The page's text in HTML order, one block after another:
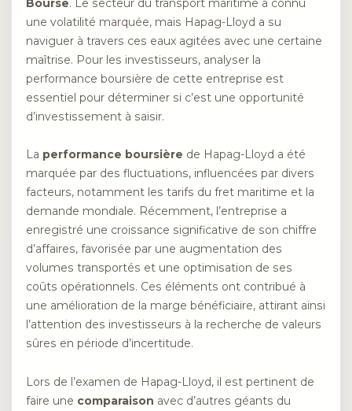
Bourse. Le secteur du transport maritime a connu
une volatilité marquée, mais Hapag-Lloyd a su
naviguer à travers ces eaux agitées avec une certaine
maîtrise. Pour les investisseurs, analyser la
performance boursière de cette entreprise est
essentiel pour déterminer si c’est une opportunité
d’investissement à saisir.
La performance boursière de Hapag-Lloyd a été
marquée par des fluctuations, influencées par divers
facteurs, notamment les tarifs du fret maritime et la
demande mondiale. Récemment, l’entreprise a
enregistré une croissance significative de son chiffre
d’affaires, favorisée par une augmentation des
volumes transportés et une optimisation de ses
coûts opérationnels. Ces éléments ont contribué à
une amélioration de la marge bénéficiaire, attirant ainsi
l’attention des investisseurs à la recherche de valeurs
sûres en période d’incertitude.
Lors de l’examen de Hapag-Lloyd, il est pertinent de
faire une comparaison avec d’autres géants du